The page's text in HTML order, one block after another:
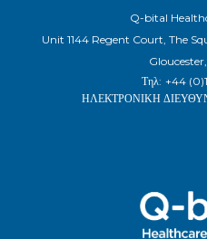
Q-bital
Unit 1144 Regent Court, The
Τηλ: +44
ΗΛΕΚΤΡΟΝΙΚΗ